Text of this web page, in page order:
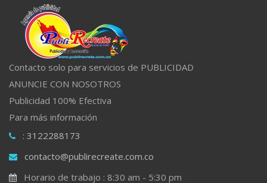
Contacto solo para servicios de PUBLICIDAD
ANUNCIE CON NOSOTROS
Publicidad 100% Efectiva
Para más información
: 3122288173
contacto@publirecreate.com.co
Horario de trabajo : 8:30 am - 5:30 pm